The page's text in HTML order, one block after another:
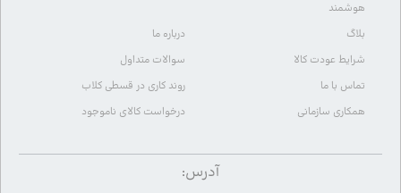
هوشمند
بلاگ
درباره ما
شرایط عودت کالا
سوالات متداول
تماس با ما
روند کاری در قسطی کلاب
همکاری سازمانی
درخواست کالای ناموجود
آدرس: